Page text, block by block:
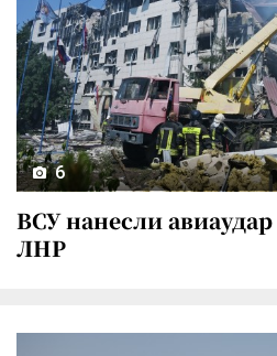
6
ВСУ нанесли
ЛНР